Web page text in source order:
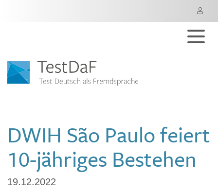
DWIH São Paulo feiert
10-jähriges Bestehen
19.12.2022